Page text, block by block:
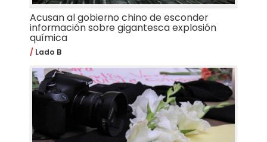
Acusan al gobierno chino de esconder
información sobre gigantesca explosión
química
Lado B